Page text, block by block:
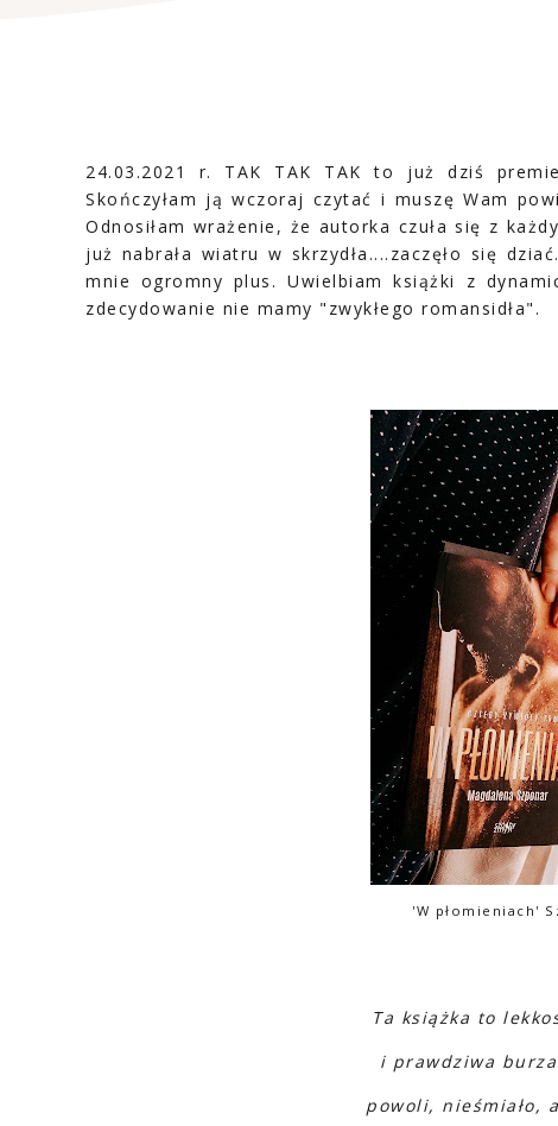
24.03.2021 r. TAK TAK TAK to już dziś
Skończyłam ją wczoraj czytać i muszę Wam
Odnosiłam wrażenie, że autorka czuła się z
już nabrała wiatru w skrzydła....zaczęło się
mnie ogromny plus. Uwielbiam książki z
zdecydowanie nie mamy "zwykłego romansidła".
'W płomieniach'
Ta książka to
i prawdziwa
powoli, nieśmiało,